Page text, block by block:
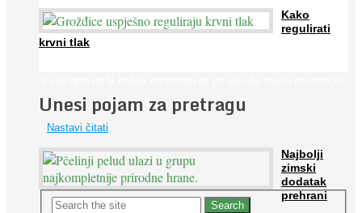
Kako
regulirati
krvni tlak
...
Nastavi čitati
Najbolji
zimski
dodatak
prehrani
Unesi pojam za pretragu